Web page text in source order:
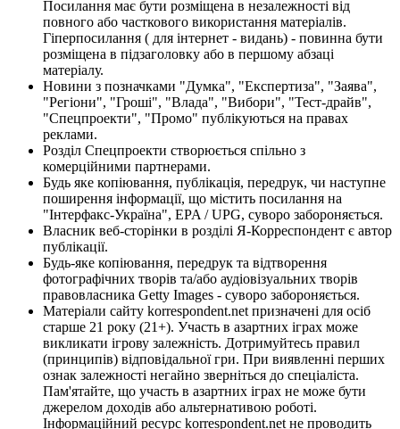
Посилання має бути розміщена в незалежності від
повного або часткового використання матеріалів.
Гіперпосилання ( для інтернет - видань) - повинна бути
розміщена в підзаголовку або в першому абзаці
матеріалу.
Новини з позначками "Думка", "Експертиза", "Заява",
"Регіони", "Гроші", "Влада", "Вибори", "Тест-драйв",
"Спецпроекти", "Промо" публікуються на правах
реклами.
Розділ Спецпроекти створюється спільно з
комерційними партнерами.
Будь яке копіювання, публікація, передрук, чи наступне
поширення інформації, що містить посилання на
"Інтерфакс-Україна", EPA / UPG, суворо забороняється.
Власник веб-сторінки в розділі Я-Корреспондент є автор
публікації.
Будь-яке копіювання, передрук та відтворення
фотографічних творів та/або аудіовізуальних творів
правовласника Getty Images - суворо забороняється.
Матеріали сайту korrespondent.net призначені для осіб
старше 21 року (21+). Участь в азартних іграх може
викликати ігрову залежність. Дотримуйтесь правил
(принципів) відповідальної гри. При виявленні перших
ознак залежності негайно зверніться до спеціаліста.
Пам'ятайте, що участь в азартних іграх не може бути
джерелом доходів або альтернативою роботі.
Інформаційний ресурс korrespondent.net не проводить